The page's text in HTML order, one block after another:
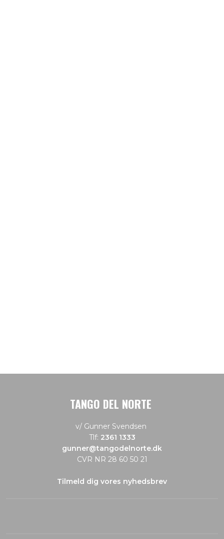
TANGO DEL NORTE
v/ Gunner Svendsen
Tlf: 2361 1333
gunner@tangodelnorte.dk
CVR NR 28 60 50 21
Tilmeld dig vores nyhedsbrev